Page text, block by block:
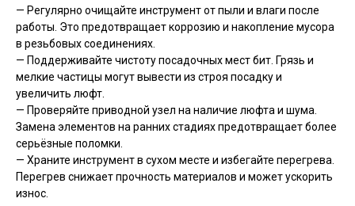
— Регулярно очищайте инструмент от пыли и влаги после
работы. Это предотвращает коррозию и накопление мусора
в резьбовых соединениях.
— Поддерживайте чистоту посадочных мест бит. Грязь и
мелкие частицы могут вывести из строя посадку и
увеличить люфт.
— Проверяйте приводной узел на наличие люфта и шума.
Замена элементов на ранних стадиях предотвращает более
серьёзные поломки.
— Храните инструмент в сухом месте и избегайте перегрева.
Перегрев снижает прочность материалов и может ускорить
износ.